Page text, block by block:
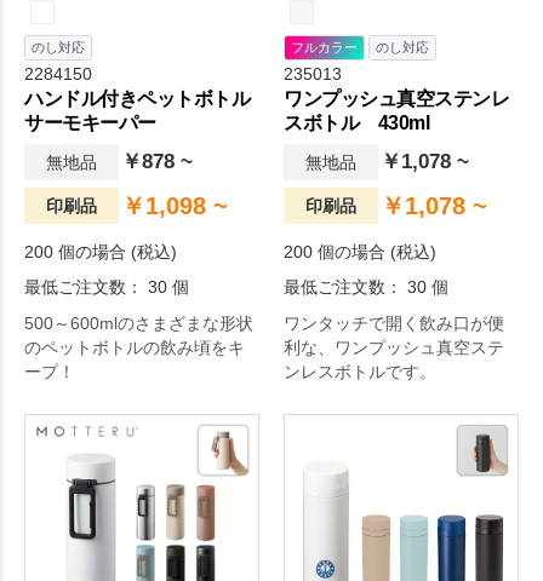
のし対応
2284150
ハンドル付きペットボトル
サーモキーパー
無地品 ￥878 ~
印刷品 ￥1,098 ~
200 個の場合 (税込)
最低ご注文数： 30 個
500～600mlのさまざまな形状
のペットボトルの飲み頃をキ
ープ！
フルカラー のし対応
235013
ワンプッシュ真空ステンレ
スボトル 430ml
無地品 ￥1,078 ~
印刷品 ￥1,078 ~
200 個の場合 (税込)
最低ご注文数： 30 個
ワンタッチで開く飲み口が便
利な、ワンプッシュ真空ステ
ンレスボトルです。